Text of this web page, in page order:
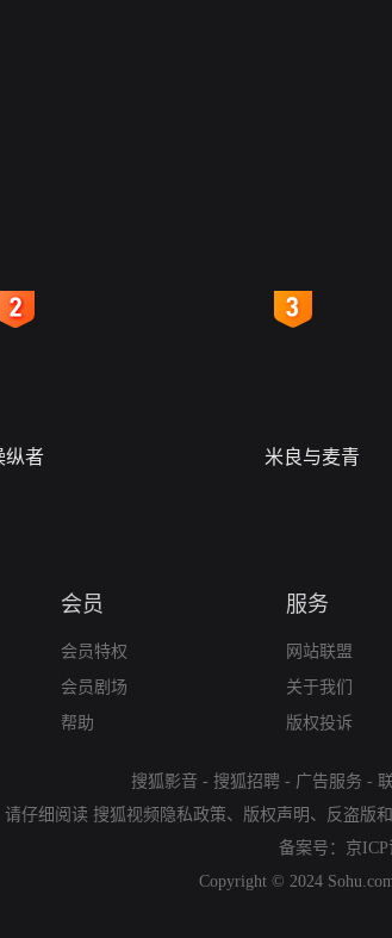
纵者 米良与麦青
会员
会员特权
会员剧场
帮助
服务
网站联盟
关于我们
版权投诉
搜狐影音 - 搜狐招聘 - 广告服务 -
请仔细阅读 搜狐视频隐私政策、 版权声明 、 反盗版
备案号： 京ICP
Copyright © 2024